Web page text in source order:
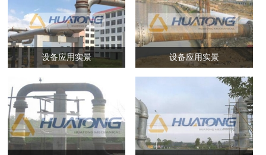
设备应用实景 设备应用实景